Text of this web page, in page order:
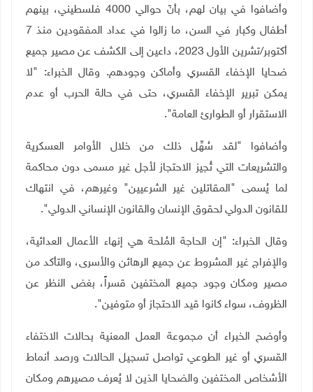
وأضافوا في بيان لهم، بأنّ حوالي 4000 فلسطيني، بينهم
أطفال وكبار في السن، ما زالوا في عداد المفقودين منذ 7
أكتوبر/تشرين الأول 2023، داعين إلى الكشف عن مصير جميع
ضحايا الإخفاء القسري وأماكن وجودهم. وقال الخبراء: "لا
يمكن تبرير الإخفاء القسري، حتى في حالة الحرب أو عدم
الاستقرار أو الطوارئ العامة".
وأضافوا "لقد سُهِّل ذلك من خلال الأوامر العسكرية
والتشريعات التي تُجيز الاحتجاز لأجل غير مسمى دون محاكمة
لما يُسمى "المقاتلين غير الشرعيين" وغيرهم، في انتهاك
للقانون الدولي لحقوق الإنسان والقانون الإنساني الدولي".
وقال الخبراء: "إن الحاجة المُلحة هي إنهاء الأعمال العدائية،
والإفراج غير المشروط عن جميع الرهائن والأسرى، والتأكد من
مصير ومكان وجود جميع المختفين قسراً، بغض النظر عن
الظروف، سواء كانوا قيد الاحتجاز أو متوفين".
وأوضح الخبراء أن مجموعة العمل المعنية بحالات الاختفاء
القسري أو غير الطوعي تواصل تسجيل الحالات ورصد أنماط
الأشخاص المختفين والضحايا الذين لا يُعرف مصيرهم ومكان